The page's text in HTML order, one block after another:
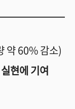
약 60% 감소)
현에 기여